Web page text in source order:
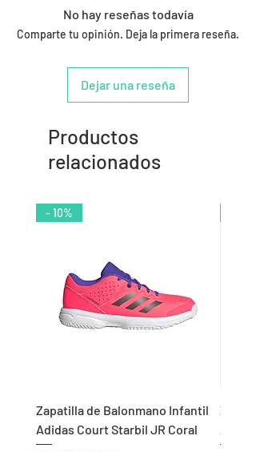
No hay reseñas todavía
Comparte tu opinión. Deja la primera reseña.
Dejar una reseña
Productos
relacionados
- 10%
Zapatilla de Balonmano Infantil
Adidas Court Starbil JR Coral